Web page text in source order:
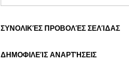
ΣΥΝΟΛΙΚΈΣ ΠΡΟΒΟΛΈΣ ΣΕΛΊΔΑΣ
ΔΗΜΟΦΙΛΕΊΣ ΑΝΑΡΤΉΣΕΙΣ